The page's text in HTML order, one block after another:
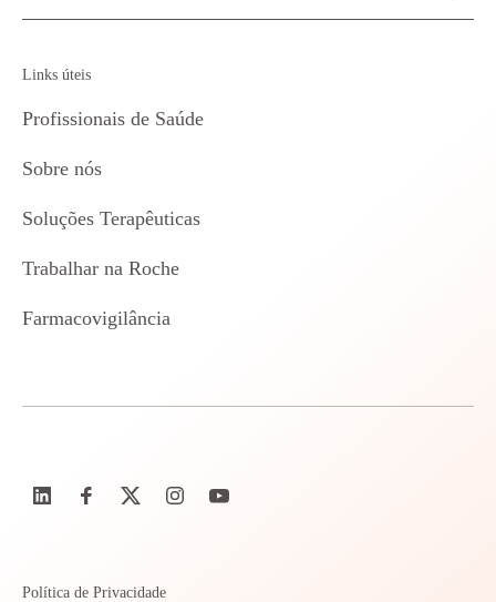
Links úteis
Profissionais de Saúde
Sobre nós
Soluções Terapêuticas
Trabalhar na Roche
Farmacovigilância
Política de Privacidade